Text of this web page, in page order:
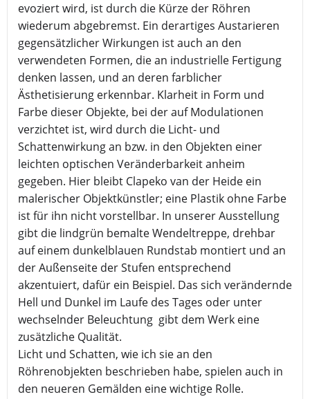
evoziert wird, ist durch die Kürze der Röhren
wiederum abgebremst. Ein derartiges Austarieren
gegensätzlicher Wirkungen ist auch an den
verwendeten Formen, die an industrielle Fertigung
denken lassen, und an deren farblicher
Ästhetisierung erkennbar. Klarheit in Form und
Farbe dieser Objekte, bei der auf Modulationen
verzichtet ist, wird durch die Licht- und
Schattenwirkung an bzw. in den Objekten einer
leichten optischen Veränderbarkeit anheim
gegeben. Hier bleibt Clapeko van der Heide ein
malerischer Objektkünstler; eine Plastik ohne Farbe
ist für ihn nicht vorstellbar. In unserer Ausstellung
gibt die lindgrün bemalte Wendeltreppe, drehbar
auf einem dunkelblauen Rundstab montiert und an
der Außenseite der Stufen entsprechend
akzentuiert, dafür ein Beispiel. Das sich verändernde
Hell und Dunkel im Laufe des Tages oder unter
wechselnder Beleuchtung gibt dem Werk eine
zusätzliche Qualität.
Licht und Schatten, wie ich sie an den
Röhrenobjekten beschrieben habe, spielen auch in
den neueren Gemälden eine wichtige Rolle.